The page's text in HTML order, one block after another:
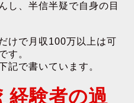
し、半信半疑で自身の目
けで月収100万以上は可
す。
記で書いています。
経験者の過